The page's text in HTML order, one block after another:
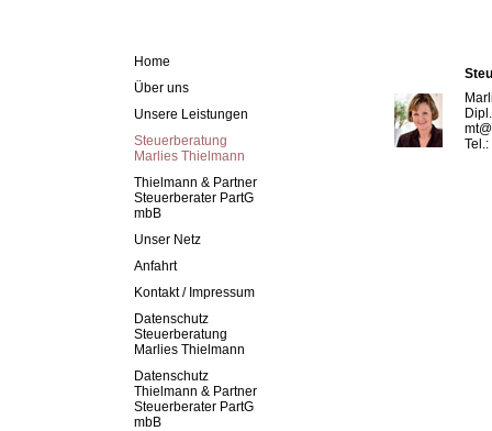
Home
Über uns
Unsere Leistungen
Steuerberatung
Marlies Thielmann
Thielmann & Partner
Steuerberater PartG
mbB
Unser Netz
Anfahrt
Kontakt / Impressum
Datenschutz
Steuerberatung
Marlies Thielmann
Datenschutz
Thielmann & Partner
Steuerberater PartG
mbB